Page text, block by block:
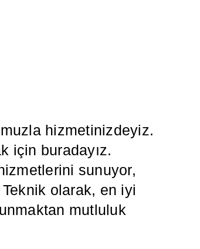
hizmetinizdeyiz.
için buradayız.
sunuyor,
olarak, en iyi
mutluluk